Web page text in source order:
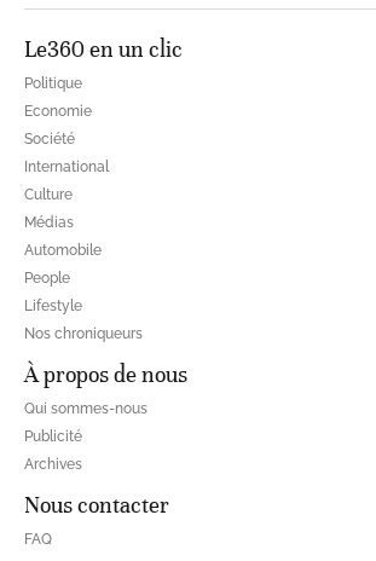
Le360 en un clic
Politique
Economie
Société
International
Culture
Médias
Automobile
People
Lifestyle
Nos chroniqueurs
À propos de nous
Qui sommes-nous
Publicité
Archives
Nous contacter
FAQ